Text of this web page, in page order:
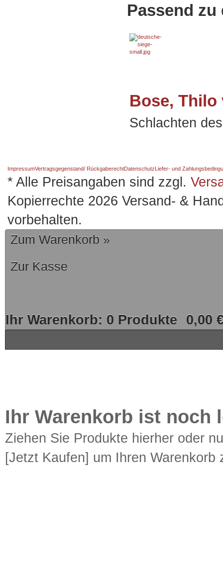
Passend
Bose, Thilo
Schlachten
ImpressumVertragsgegenstand/ RückgaberechtDatenschutzLiefer- und
* Alle Preisangaben sind zzgl.
Kopierrechte 2026 Versand- &
vorbehalten.
Zum Warenkorb »
Zur Kasse
Ihr Warenkorb: 0 Produkte 0,00
Ihr Warenkorb ist noch
Ziehen Sie Produkte hierher oder
[Jetzt Kaufen] um Ihren Warenkorb